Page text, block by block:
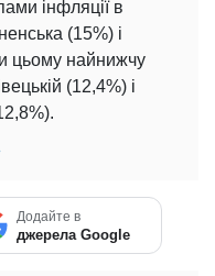
інфляції в
(15%) і
цьому найнижчу
(12,4%) і
Додайте в
джерела Google